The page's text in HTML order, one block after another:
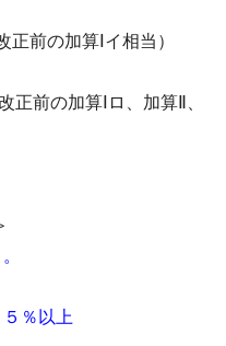
改正前の加算Ⅰイ相当）
改正前の加算Ⅰロ、加算Ⅱ、
％以上